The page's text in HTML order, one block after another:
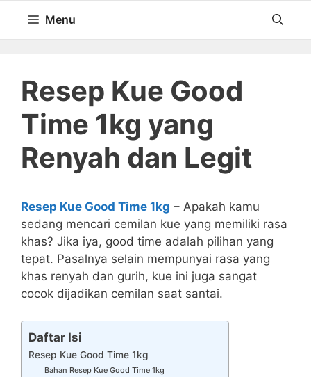
isi
Menu
Resep Kue Good
Time 1kg yang
Renyah dan Legit
Resep Kue Good Time 1kg – Apakah kamu
sedang mencari cemilan kue yang memiliki rasa
khas? Jika iya, good time adalah pilihan yang
tepat. Pasalnya selain mempunyai rasa yang
khas renyah dan gurih, kue ini juga sangat
cocok dijadikan cemilan saat santai.
Daftar Isi
Resep Kue Good Time 1kg
Bahan Resep Kue Good Time 1kg